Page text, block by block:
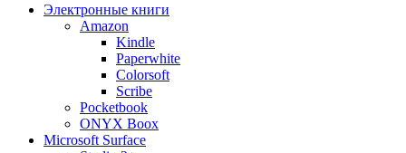
Электронные книги
Amazon
Kindle
Paperwhite
Colorsoft
Scribe
Pocketbook
ONYX Boox
Microsoft Surface